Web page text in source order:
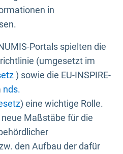
in
Portals spielten die
(umgesetzt im
) sowie die EU-INSPIRE-
nds.
) eine wichtige Rolle.
Maßstäbe für die
den Aufbau der dafür